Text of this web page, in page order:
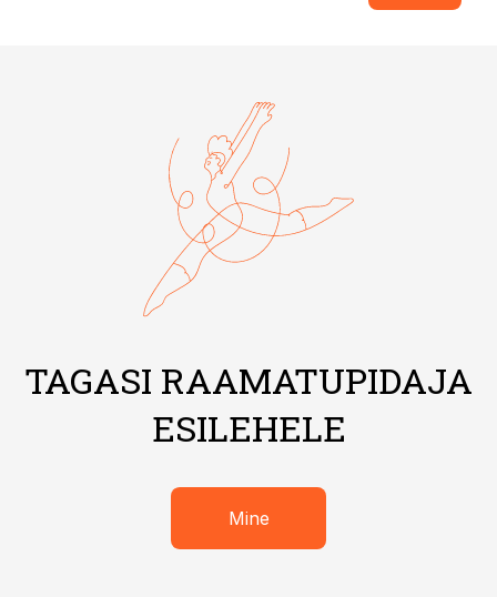
TAGASI RAAMATUPIDAJA
ESILEHELE
Mine